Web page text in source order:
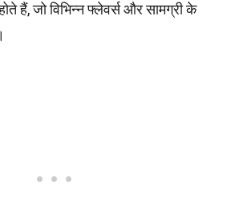
हैं, जो विभिन्न फ्लेवर्स और सामग्री के